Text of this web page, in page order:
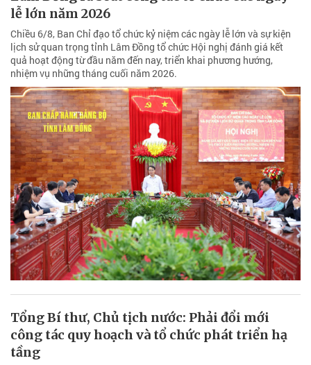
lễ lớn năm 2026
Chiều 6/8, Ban Chỉ đạo tổ chức kỷ niệm các ngày lễ lớn và sự kiện
lịch sử quan trọng tỉnh Lâm Đồng tổ chức Hội nghị đánh giá kết
quả hoạt động từ đầu năm đến nay, triển khai phương hướng,
nhiệm vụ những tháng cuối năm 2026.
Tổng Bí thư, Chủ tịch nước: Phải đổi mới
công tác quy hoạch và tổ chức phát triển hạ
tầng